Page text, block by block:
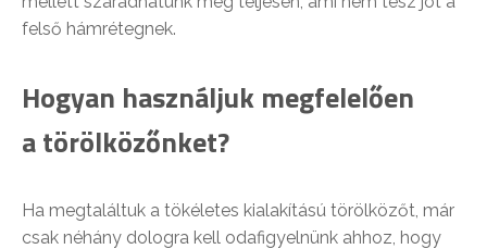
felső hámrétegnek.
Hogyan használjuk megfelelően
a törölközőnket?
Ha megtaláltuk a tökéletes kialakítású törölközőt, már
csak néhány dologra kell odafigyelnünk ahhoz, hogy